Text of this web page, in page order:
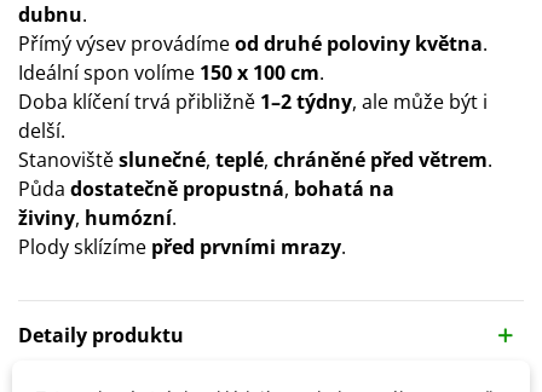
dubnu.
Přímý výsev provádímeod druhé poloviny května.
Ideální spon volíme 150 x 100 cm.
Doba klíčení trvá přibližně 1–2 týdny, ale může být i
delší.
Stanovištěslunečné, teplé, chráněné před větrem.
Půda dostatečně propustná, bohatá na
živiny, humózní.
Plody sklízíme před prvními mrazy.
Detaily produktu